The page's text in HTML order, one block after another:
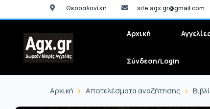
Θεσσαλονίκη site.agx.gr@gmail.com
Αρχική
Σύνδεση/Login
Αρχική Αποτελέσματα αναζήτησης